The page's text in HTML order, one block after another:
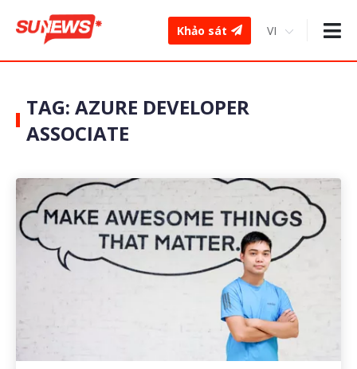
Khảo sát
TAG: AZURE DEVELOPER
ASSOCIATE